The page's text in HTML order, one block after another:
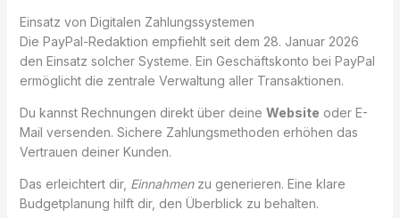
Einsatz von Digitalen Zahlungssystemen
Die PayPal-Redaktion empfiehlt seit dem 28. Januar 2026
den Einsatz solcher Systeme. Ein Geschäftskonto bei PayPal
ermöglicht die zentrale Verwaltung aller Transaktionen.
Du kannst Rechnungen direkt über deine Website oder E-
Mail versenden. Sichere Zahlungsmethoden erhöhen das
Vertrauen deiner Kunden.
Das erleichtert dir, Einnahmenzu generieren. Eine klare
Budgetplanung hilft dir, den Überblick zu behalten.